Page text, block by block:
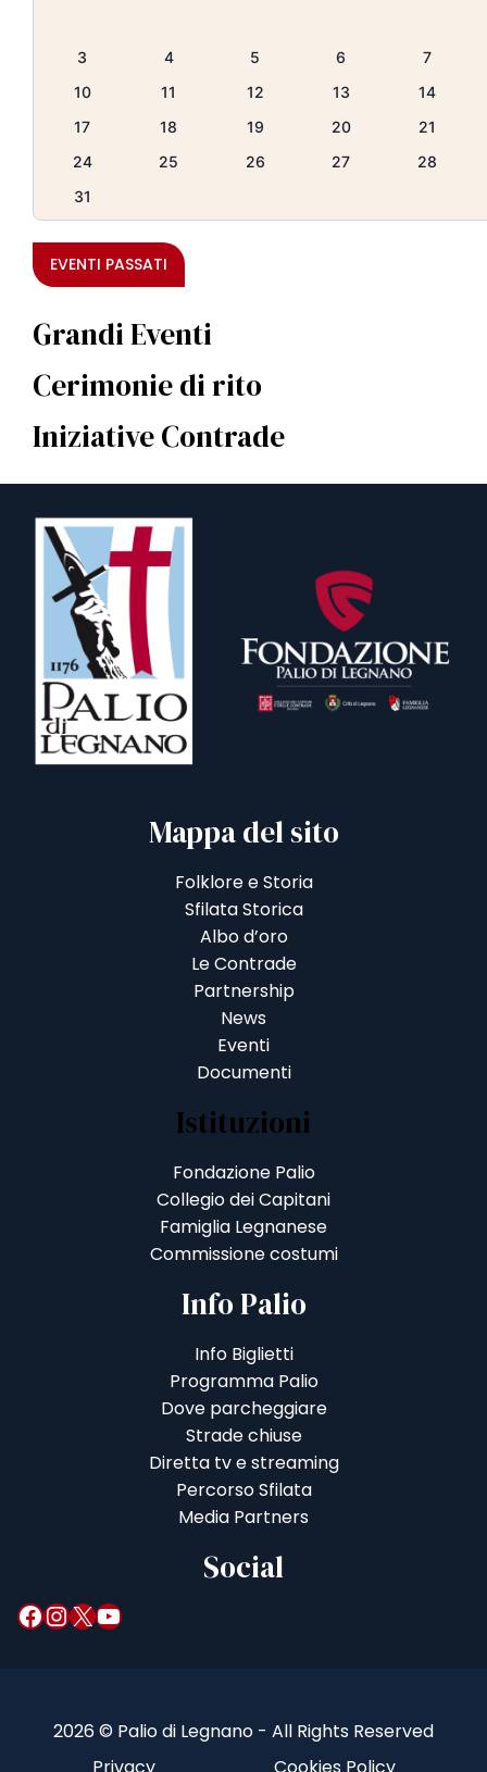
3 4 5 6
7
10
11 12 13
14
17
18 19 20
21
24
25 26 27
28
31
EVENTI PASSATI
Grandi Eventi
Cerimonie di rito
Iniziative Contrade
Mappa del sito
Folklore e Storia
Sfilata Storica
Albo d’oro
Le Contrade
Partnership
News
Eventi
Documenti
Istituzioni
Fondazione Palio
Collegio dei Capitani
Famiglia Legnanese
Commissione costumi
Info Palio
Info Biglietti
Programma Palio
Dove parcheggiare
Strade chiuse
Diretta tv e streaming
Percorso Sfilata
Media Partners
Social
Facebook InstagramX YouTube
2026 © Palio di Legnano - All Rights Reserved